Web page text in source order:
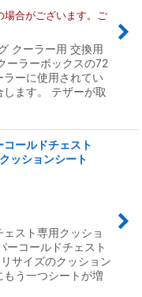
合がございます。ご
クーラー用 交換用
ーラーボックスの72
ーに使用されてい
ます。 テザーが取
コールドチェスト
ッションシート
スト専用クッショ
ーコールドチェスト
サイズのクッション
う一つシートが増